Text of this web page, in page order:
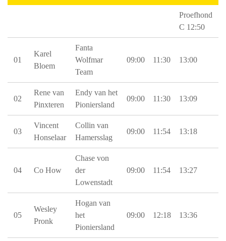
Proefhond
C 12:50
01
Karel
Bloem
Fanta
Wolfmar
Team
09:00 11:30 13:00
02
Rene van
Pinxteren
Endy van het
Pioniersland
09:00 11:30 13:09
03
Vincent
Honselaar
Collin van
Hamersslag
09:00 11:54 13:18
04 Co How
Chase von
der
Lowenstadt
09:00 11:54 13:27
05
Wesley
Pronk
Hogan van
het
Pioniersland
09:00 12:18 13:36